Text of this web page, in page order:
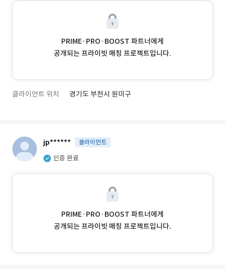
PRIME·PRO·BOOST 파트너에게
공개되는 프라이빗 매칭 프로젝트입니다.
클라이언트 위치 경기도 부천시 원미구
jp****** 클라이언트
인증 완료
PRIME·PRO·BOOST 파트너에게
공개되는 프라이빗 매칭 프로젝트입니다.